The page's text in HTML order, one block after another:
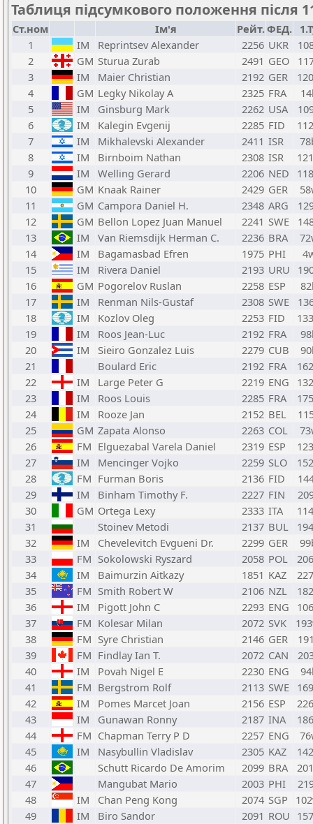
Таблиця підсумкового положення після
Ст.ном Ім'я Рейт.ФЕД.
1
IM Reprintsev Alexander 2256 UKR
2
GM Sturua Zurab 2491 GEO
3
IM Maier Christian 2192 GER
4
GM Legky Nikolay A 2325 FRA
5
IM Ginsburg Mark 2262 USA
6
IM Kalegin Evgenij 2285 FID
7
IM Mikhalevski Alexander 2411 ISR
8
IM Birnboim Nathan 2308 ISR
9
IM Welling Gerard 2206 NED
10
GM Knaak Rainer 2429 GER
11
GM Campora Daniel H. 2348 ARG
12
GM Bellon Lopez Juan Manuel 2241 SWE
13
IM Van Riemsdijk Herman C. 2236 BRA
14
IM Bagamasbad Efren 1975 PHI
15
IM Rivera Daniel 2193 URU
16
GM Pogorelov Ruslan 2258 ESP
17
IM Renman Nils-Gustaf 2308 SWE
18
IM Kozlov Oleg 2253 FID
19
IM Roos Jean-Luc 2192 FRA
20
IM Sieiro Gonzalez Luis 2279 CUB
21
Boulard Eric 2192 FRA
22
IM Large Peter G 2219 ENG
23
IM Roos Louis 2285 FRA
24
IM Rooze Jan 2152 BEL
25
GM Zapata Alonso 2263 COL
26
FM Elguezabal Varela Daniel 2319 ESP
27
IM Mencinger Vojko 2259 SLO
28
FM Furman Boris 2136 FID
29
IM Binham Timothy F. 2227 FIN
30
GM Ortega Lexy 2333 ITA
31
Stoinev Metodi 2137 BUL
32
IM Chevelevitch Evgueni Dr. 2299 GER
33
FM Sokolowski Ryszard 2058 POL
34
IM Baimurzin Aitkazy 1851 KAZ
35
FM Smith Robert W 2106 NZL
36
IM Pigott John C 2293 ENG
37
FM Kolesar Milan 2072 SVK
38
FM Syre Christian 2146 GER
39
FM Findlay Ian T. 2072 CAN
40
IM Povah Nigel E 2230 ENG
41
FM Bergstrom Rolf 2113 SWE
42
IM Pomes Marcet Joan 2156 ESP
43
IM Gunawan Ronny 2187 INA
44
FM Chapman Terry P D 2257 ENG
45
IM Nasybullin Vladislav 2305 KAZ
46
Schutt Ricardo De Amorim 2099 BRA
47
Mangubat Mario 2003 PHI
48
IM Chan Peng Kong 2074 SGP
49
IM Biro Sandor 2091 ROU